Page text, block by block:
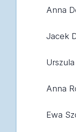
Anna
Jacek
Anna
Ewa